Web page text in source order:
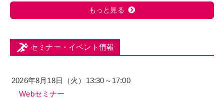
もっと見る
セミナー・イベント情報
2026年8月18日（火）13:30～17:00
Webセミナー